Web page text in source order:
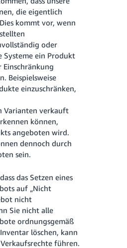
die eigentlich
kommt vor, wenn
oder
Systeme ein Produkt
Einschränkung
Beispielsweise
einzuschränken,
Varianten verkauft
können,
angeboten wird.
dennoch durch
sein.
das Setzen eines
auf „Nicht
nicht
Sie nicht alle
ordnungsgemäß
löschen, kann
führen.